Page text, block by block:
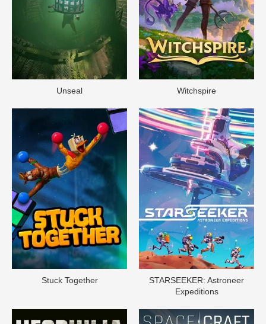
Unseal Witchspire
Stuck Together
STARSEEKER: Astroneer
Expeditions